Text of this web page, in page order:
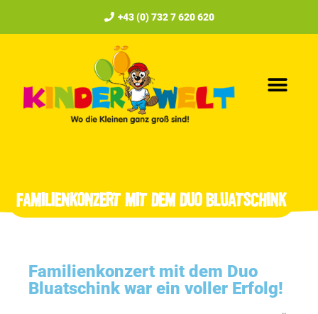
+43 (0) 732 7 620 620
FAMILIENKONZERT MIT DEM DUO BLUATSCHINK
Familienkonzert mit dem Duo
Bluatschink war ein voller Erfolg!